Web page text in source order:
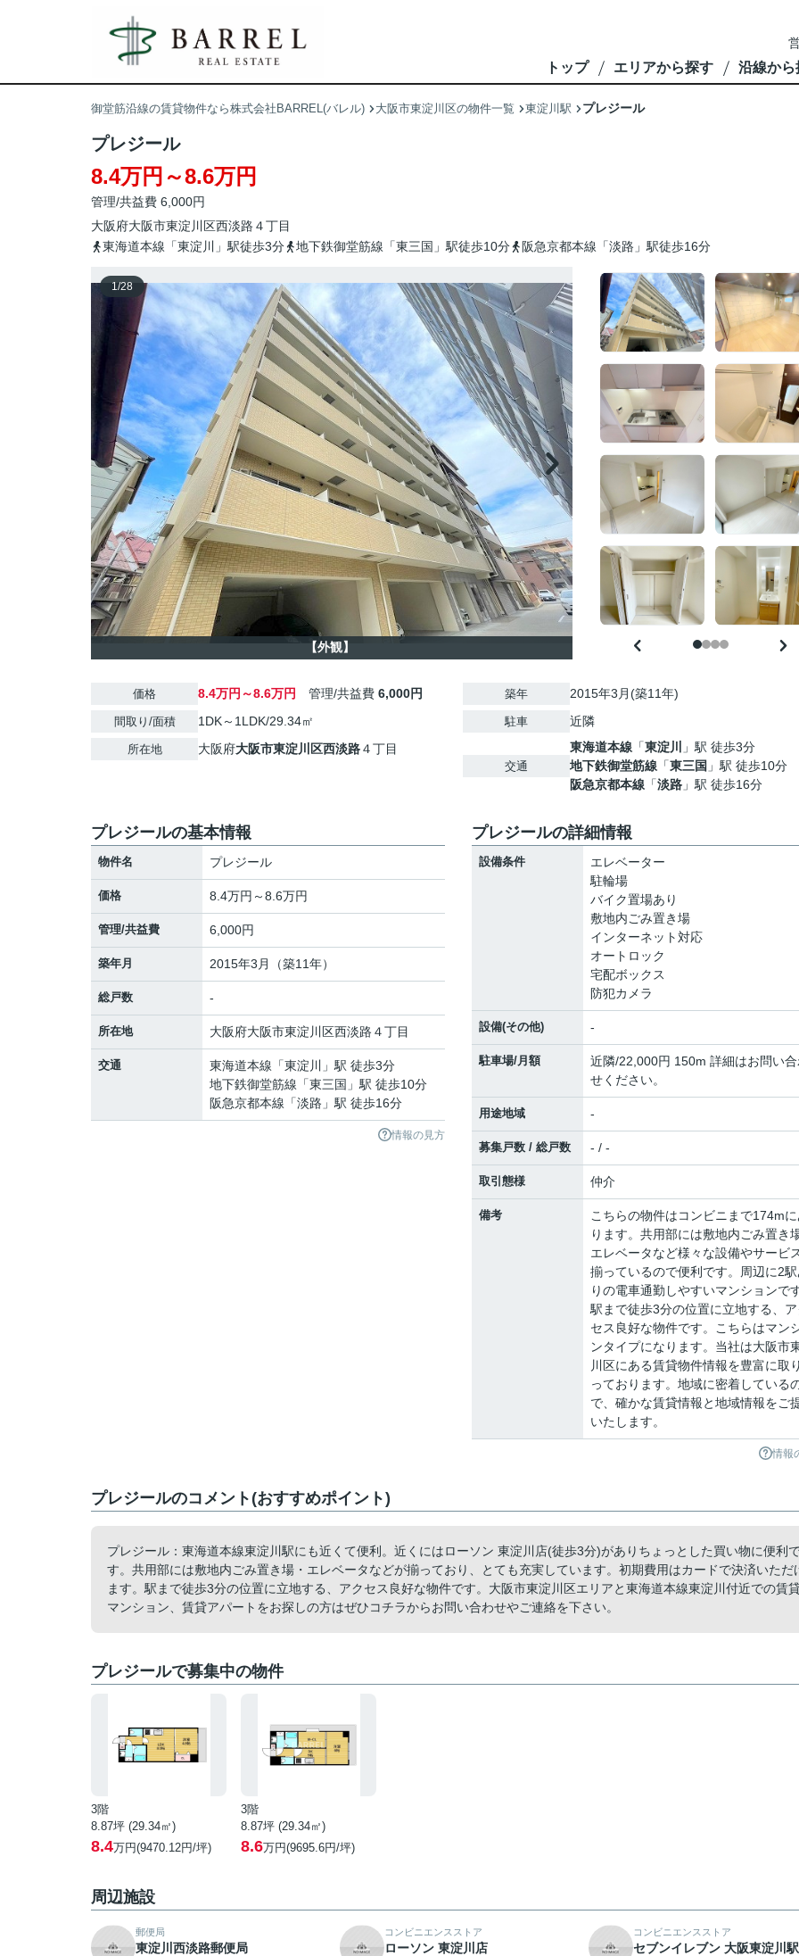
トップ エリアから探す 沿線から
御堂筋沿線の賃貸物件なら株式会社BARREL(バレル) 大阪市東淀川区の物件一覧 東淀川駅 プレジール
プレジール
8.4万円～8.6万円
管理/共益費 6,000円
大阪府大阪市東淀川区西淡路 ４丁目
東海道本線「東淀川」駅徒歩3分
地下鉄御堂筋線「東三国」駅徒歩10分 阪急京都本線「淡路」駅徒歩16分
1/28
【外観】
価格 8.4万円～8.6万円 管理/共益費 6,000円
間取り/面積 1DK～1LDK/29.34㎡
所在地 大阪府大阪市東淀川区西淡路４丁目
築年 2015年3月(築11年)
駐車 近隣
交通
東海道本線 「東淀川
」駅 徒歩3分
地下鉄御堂筋線 「東三国 」駅 徒歩10分
阪急京都本線 「淡路 」駅 徒歩16分
プレジールの基本情報
物件名 プレジール
価格 8.4万円～8.6万円
管理/共益費 6,000円
築年月 2015年3月（築11年）
総戸数 -
所在地 大阪府大阪市東淀川区西淡路 ４丁目
交通 東海道本線 「東淀川
」駅 徒歩3分
地下鉄御堂筋線 「東三国 」駅 徒歩10分
阪急京都本線 「淡路 」駅 徒歩16分
情報の見方
プレジールの詳細情報
設備条件
エレベーター
駐輪場
バイク置場あり
敷地内ごみ置き場
インターネット対応
オートロック
宅配ボックス
防犯カメラ
設備(その他) -
駐車場/月額
近隣/22,000円 150m 詳細はお問い
せください。
用途地域 -
募集戸数 / 総戸数 - / -
取引態様 仲介
備考
こちらの物件はコンビニまで174m
ります。共用部には敷地内ごみ置き
エレベータなど様々な設備やサービ
揃っているので便利です。周辺に2
りの電車通勤しやすいマンションで
駅まで徒歩3分の位置に立地する、
セス良好な物件です。こちらはマン
ンタイプになります。当社は大阪市
川区にある賃貸物件情報を豊富に取
っております。地域に密着している
で、確かな賃貸情報と地域情報をご
いたします。
情報
プレジールのコメント(おすすめポイント)
プレジール：東海道本線東淀川駅にも近くて便利。近くにはローソン 東淀川店(徒歩3分)がありちょっとした買い物に便利
す。共用部には敷地内ごみ置き場・エレベータなどが揃っており、とても充実しています。初期費用はカードで決済いただ
ます。駅まで徒歩3分の位置に立地する、アクセス良好な物件です。大阪市東淀川区エリアと東海道本線東淀川付近での賃
マンション、賃貸アパートをお探しの方はぜひコチラからお問い合わせやご連絡を下さい。
プレジールで募集中の物件
3階
8.87坪 (29.34㎡)
8.4万円(9470.12円/坪)
3階
8.87坪 (29.34㎡)
8.6万円(9695.6円/坪)
周辺施設
郵便局
東淀川西淡路郵便局
コンビニエンスストア
ローソン 東淀川店
コンビニエンスストア
セブンイレブン 大阪東淀川